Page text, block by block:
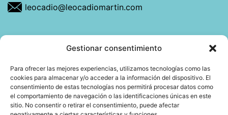
Gestionar consentimiento
Para ofrecer las mejores experiencias, utilizamos tecnologías como las
cookies para almacenar y/o acceder a la información del dispositivo. El
consentimiento de estas tecnologías nos permitirá procesar datos como
el comportamiento de navegación o las identificaciones únicas en este
sitio. No consentir o retirar el consentimiento, puede afectar
leocadio@leocadiomartin.com
Descubre más sobre mí
Mi libro: La felicidad: qué ayuda y qué no.
Blog: Reflexiones que conectan